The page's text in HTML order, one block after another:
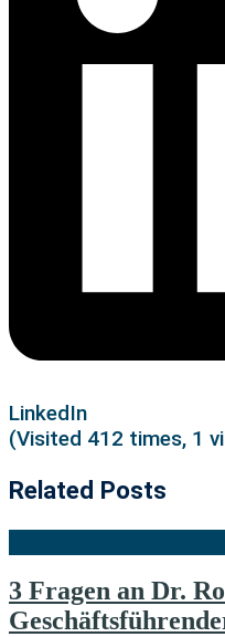
LinkedIn
(Visited 412 times, 1
Related Posts
3 Fragen an Dr.